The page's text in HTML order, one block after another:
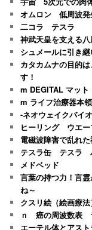
オムロン 低周波
二コラ テスラ
神武天皇を支える
シュメールに引き
カタカムナの目的
す！
m DEGITAL マット
m ライフ治療器本
-ネオウェイクバイ
ヒーリング ウエ
電磁波障害で乱れ
テスラ缶 テスラ
メドベッド
言葉の持つ力！言
ね～
クスリ絵（絵画療
ｎ 癌の周波数表
エーテル体とアス